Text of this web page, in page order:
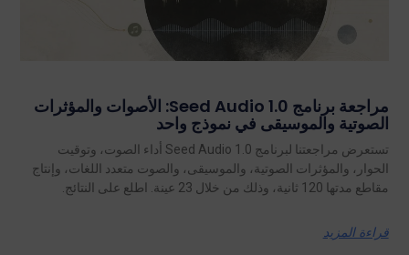
مراجعة برنامج Seed Audio 1.0: الأصوات والمؤثرات
الصوتية والموسيقى في نموذج واحد
تستعرض مراجعتنا لبرنامج Seed Audio 1.0 أداء الصوت، وتوقيت
الحوار، والمؤثرات الصوتية، والموسيقى، والصوت متعدد اللغات، وإنتاج
مقاطع مدتها 120 ثانية، وذلك من خلال 23 عينة. اطلع على النتائج.
قراءة المزيد